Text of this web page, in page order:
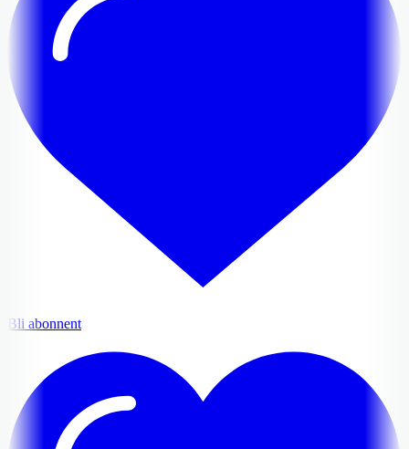
Bli abonnent